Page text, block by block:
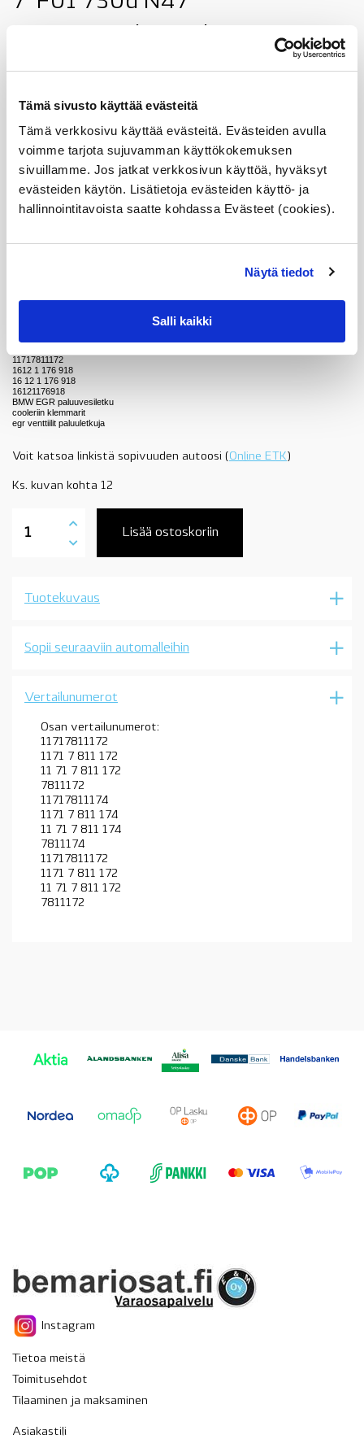
Tämä sivusto käyttää evästeitä
Tämä verkkosivu käyttää evästeitä. Evästeiden avulla
voimme tarjota sujuvamman käyttökokemuksen
sivuillamme. Jos jatkat verkkosivun käyttöä, hyväksyt
evästeiden käytön. Lisätietoja evästeiden käyttö- ja
hallinnointitavoista saatte kohdassa Evästeet (cookies).
Näytä tiedot
Salli kaikki
7' F01 740d, 740dx, N57S
7' F02 730Ld N57
X1 E84 18d, 18dx, 20d, 20dx,
N47
X1 E84 23dx, 25dx
X3 E83 1.8d, 2.0d, N47 03/09-
X6 E71 30dx N57, 40dx
1171 7 811 172
11717811172
1612 1 176 918
16 12 1 176 918
16121176918
BMW EGR paluuvesiletku
cooleriin klemmarit
egr venttiilit paluuletkuja
Voit katsoa linkistä sopivuuden autoosi ( Online ETK )
Ks. kuvan kohta 12
vesiletku,
N47,
sopivuus,
Lisää ostoskoriin
Tuotekuvaus
Sopii seuraaviin automalleihin
Vertailunumerot
Osan vertailunumerot:
11717811172
1171 7 811 172
11 71 7 811 172
7811172
11717811174
1171 7 811 174
11 71 7 811 174
7811174
11717811172
1171 7 811 172
11 71 7 811 172
7811172
Instagram
Tietoa meistä
Toimitusehdot
Tilaaminen ja maksaminen
Asiakastili